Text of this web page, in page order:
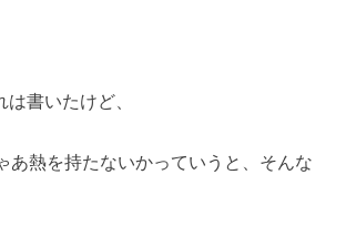
書いたけど、
あ熱を持たないかっていうと、そんな